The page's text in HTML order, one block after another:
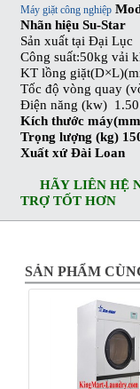
Máy giặt công nghiệp
Nhãn hiệu Su-Star
Sản xuất tại Đại Lục
Công suất:50kg vải
KT lồng
Tốc độ vòng quay
Điện năng (kw) 1.50
Kích thước
Trọng lượng (kg)
Xuất xứ Đài Loan
HÃY LIÊN HỆ
TRỢ TỐT HƠN
SẢN PHẨM